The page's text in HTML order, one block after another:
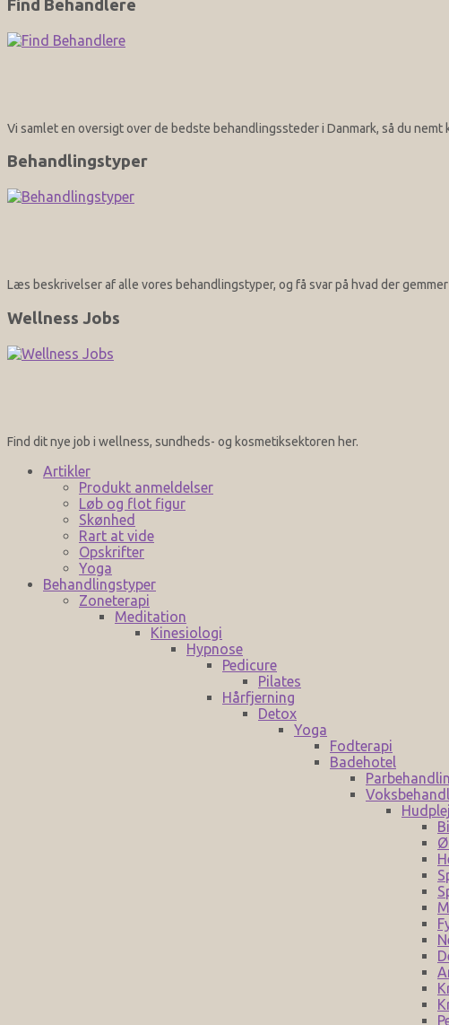
Find Behandlere
Vi samlet en oversigt over de bedste behandlingssteder i Danmark, så du
Behandlingstyper
Læs beskrivelser af alle vores behandlingstyper, og få svar på hvad der
Wellness Jobs
Find dit nye job i wellness, sundheds- og kosmetiksektoren her.
Artikler
Produkt anmeldelser
Løb og flot figur
Skønhed
Rart at vide
Opskrifter
Yoga
Behandlingstyper
Zoneterapi
Meditation
Kinesiologi
Hypnose
Pedicure
Pilates
Hårfjerning
Detox
Yoga
Fodterapi
Badehotel